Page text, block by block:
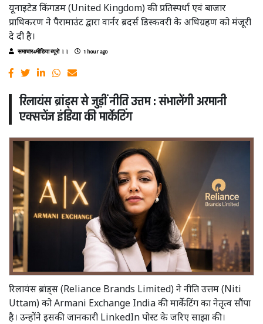
यूनाइटेड किंगडम (United Kingdom) की प्रतिस्पर्धा एवं बाजार
प्राधिकरण ने पैरामाउंट द्वारा वार्नर ब्रदर्स डिस्कवरी के अधिग्रहण को मंजूरी
दे दी है।
समाचार4मीडिया ब्यूरो ।। 1 hour ago
रिलायंस ब्रांड्स से जुड़ीं नीति उत्तम : संभालेंगी अरमानी
एक्सचेंज इंडिया की मार्केटिंग
रिलायंस ब्रांड्स (Reliance Brands Limited) ने नीति उत्तम (Niti
Uttam) को Armani Exchange India की मार्केटिंग का नेतृत्व सौंपा
है। उन्होंने इसकी जानकारी LinkedIn पोस्ट के जरिए साझा की।